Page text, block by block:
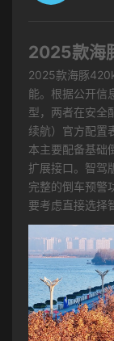
2025款海
2025款海豚
能。根据公开信
型，两者在安全
续航）官方配置
本主要配备基础
扩展接口。智驾
完整的倒车预警
要考虑直接选择